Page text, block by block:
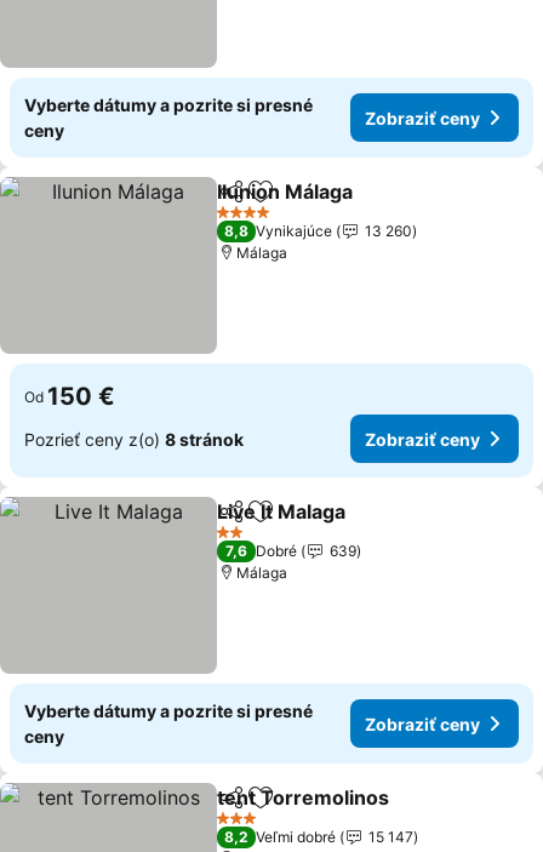
Vyberte dátumy a pozrite si presné
ceny
Zobraziť ceny
ZdieľaťPridať do obľúbených
Ilunion Málaga
4 Počet hviezdičiek
8,8 Vynikajúce
13 260
Málaga
Od 150 €
Pozrieť ceny z(o) 8 stránok Zobraziť ceny
ZdieľaťPridať do obľúbených
Live It Malaga
2 Počet hviezdičiek
7,6 Dobré
639
Málaga
Vyberte dátumy a pozrite si presné
ceny
Zobraziť ceny
ZdieľaťPridať do obľúbených
tent Torremolinos
3 Počet hviezdičiek
8,2 Veľmi dobré
15 147